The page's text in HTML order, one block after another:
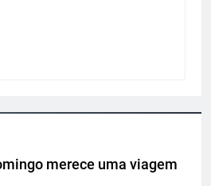
merece uma viagem